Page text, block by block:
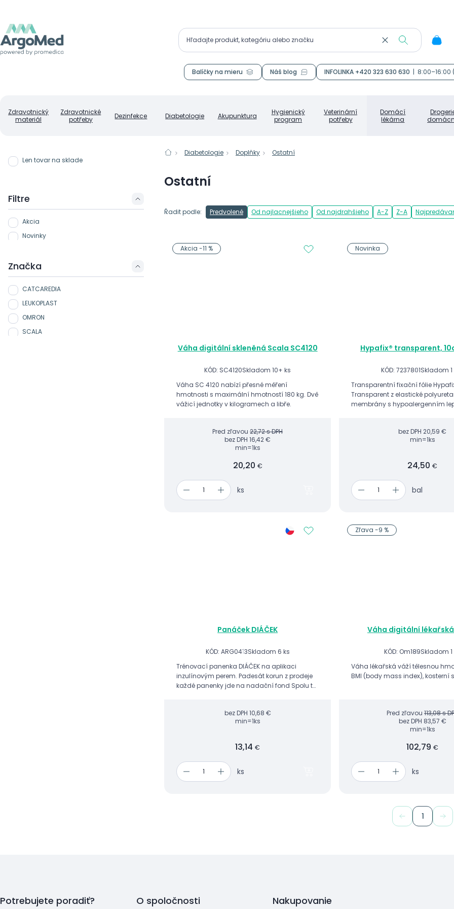
Zdravotnický
materiál
Zdravotnické
potřeby
Dezinfekce Diabetologie Akupunktura
Hygienický
program
Veterinární
potřeby
Domácí
lékárna
Balíčky na mieru Náš blog INFOLINKA +420 323 630 630
Len tovar na sklade
Filtre
Akcia
Novinky
Značka
CATCAREDIA
LEUKOPLAST
OMRON
SCALA
Diabetologie Doplňky Ostatní
Ostatní
Řadit podle: Predvolené Od najlacnejšieho Od najdrahšieho A-Z Z-A
Váha digitální skleněná Scala SC4120
KÓD: SC4120Skladom 10+ ks
Váha SC 4120 nabízí přesné měření
hmotnosti s maximální hmotností 180 kg. Dvě
vážicí jednotky v kilogramech a libře.
Pred zľavou22,72 s DPH
bez DPH 16,42 €
min=1ks
20,20 €
ks
Akcia -11 %
Hypafix® transparent,
KÓD: 7237801Skladom
Transparentní fixační fólie
Transparent z elastické
membrány s hypoalergenním
bez DPH 20,59 €
min=1ks
24,50€
bal
Novinka
Panáček DIÁČEK
KÓD: ARG0413Skladom 6 ks
Trénovací panenka DIÁČEK na aplikaci
inzulínovým perem. Padesát korun z prodeje
každé panenky jde na nadační fond Spolu to
bez DPH 10,68 €
min=1ks
13,14€
ks
Váha digitální lékařská
KÓD: Om189Skladom 1
Váha lékařská váží tělesnou
BMI (body mass index), kosterní
Pred zľavou 113,08 s
bez DPH 83,57 €
min=1ks
102,79€
ks
Zľava -9 %
1
Potrebujete poradiť? O spoločnosti Nakupovanie